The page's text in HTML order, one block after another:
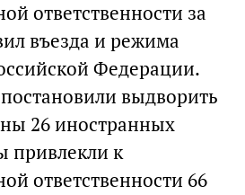
ответственности за
въезда и режима
Федерации.
выдворить
26 иностранных
привлекли к
ответственности 66